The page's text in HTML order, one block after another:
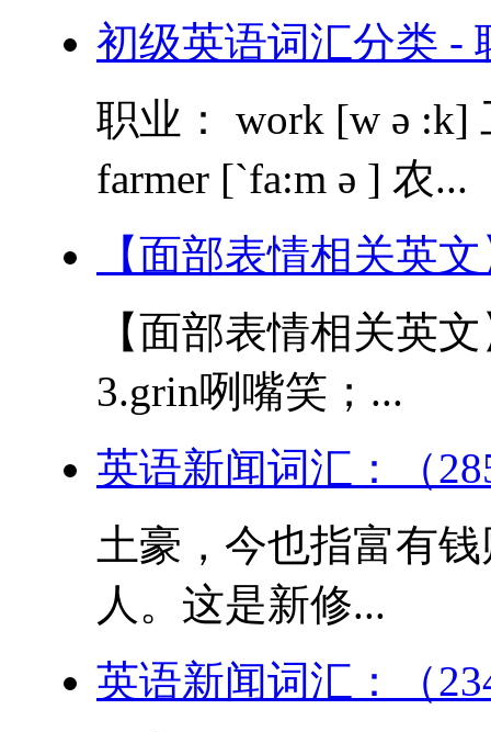
初级英语词汇分类 -
职业： work [w ə :k]
farmer [`fa:m ə ] 农...
【面部表情相关英
【面部表情相关英
3.grin咧嘴笑；...
英语新闻词汇：（
土豪，今也指富有
人。这是新修...
英语新闻词汇：（